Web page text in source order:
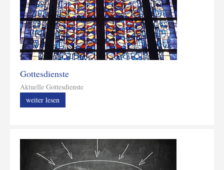
Gottesdienste
Aktuelle Gottesdienste
weiter lesen